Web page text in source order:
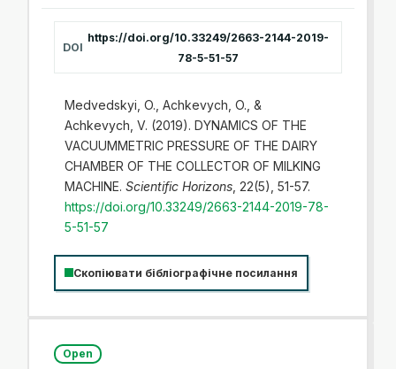
DOI
https://doi.org/10.33249/2663-2144-2019-
78-5-51-57
Medvedskyi, O., Achkevych, O., &
Achkevych, V. (2019). DYNAMICS OF THE
VACUUMMETRIC PRESSURE OF THE DAIRY
CHAMBER OF THE COLLECTOR OF MILKING
MACHINE. Scientific Horizons, 22(5), 51-57.
https://doi.org/10.33249/2663-2144-2019-78-
5-51-57
Скопіювати бібліографічне посилання
Open